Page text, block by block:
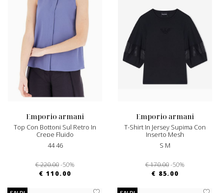
emporio armani
Top Con Bottoni Sul Retro In
Crepe Fluido
44 46
€ 220.00-50%
€ 110.00
emporio armani
T-Shirt In Jersey Supima Con
Inserto Mesh
S M
€ 170.00-50%
€ 85.00